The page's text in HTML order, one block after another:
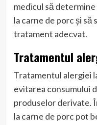
medicul să
la carne de porc și să
tratament adecvat.
Tratamentul
Tratamentul alergiei
evitarea consumului
produselor derivate.
la carne de porc pot